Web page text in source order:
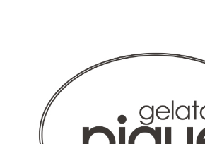
良い生地でした。また注文したいと思い
S17ジェラート ピケ&クラシコ
ョートコート/ホワイト×ブルーフラワ
1